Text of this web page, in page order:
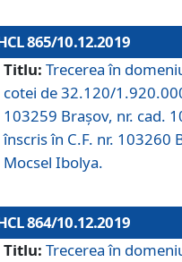
865/10.12.2019
Titlu: Trecerea în
cotei de 32.120/
103259 Brașov, nr. cad.
înscris în C.F. nr. 103260
Mocsel Ibolya.
864/10.12.2019
Titlu: Trecerea în